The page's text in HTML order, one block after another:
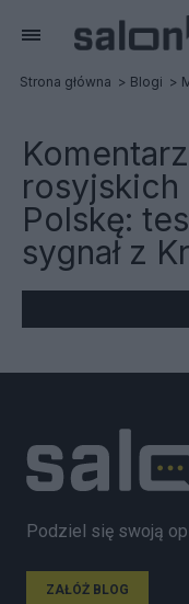
Strona główna Blogi
rosyjskich
Polskę:
sygnał z
Podziel się swoją
ZAŁÓŻ BLOG